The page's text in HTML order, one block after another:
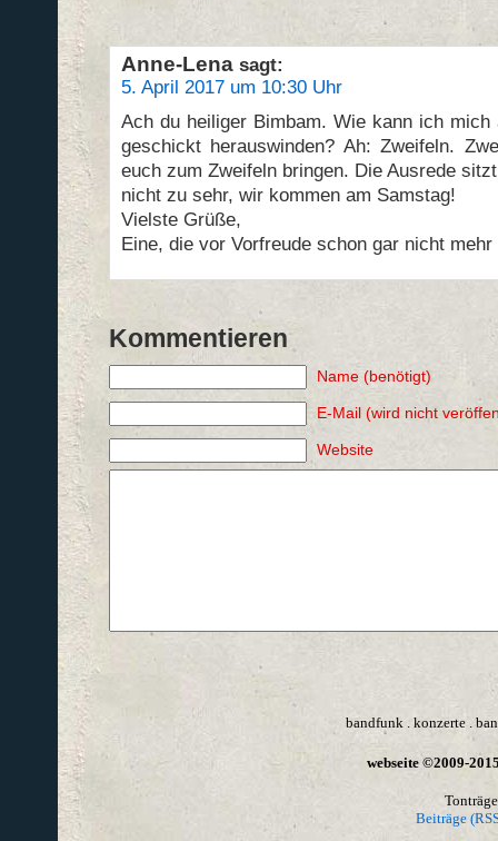
Anne-Lena sagt:
5. April 2017 um 10:30 Uhr
Ach du heiliger Bimbam. Wie kann ich
geschickt herauswinden? Ah: Zweifeln.
euch zum Zweifeln bringen. Die Ausrede
nicht zu sehr, wir kommen am Samstag!
Vielste Grüße,
Eine, die vor Vorfreude schon gar nicht
Kommentieren
Name (benötigt)
E-Mail (wird nicht
Website
bandfunk. konzerte.
webseite ©2009-
Beiträge